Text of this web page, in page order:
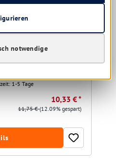
1-5 Tage
10,33 € *
11,75 €(12.09% gespart)
notwendige